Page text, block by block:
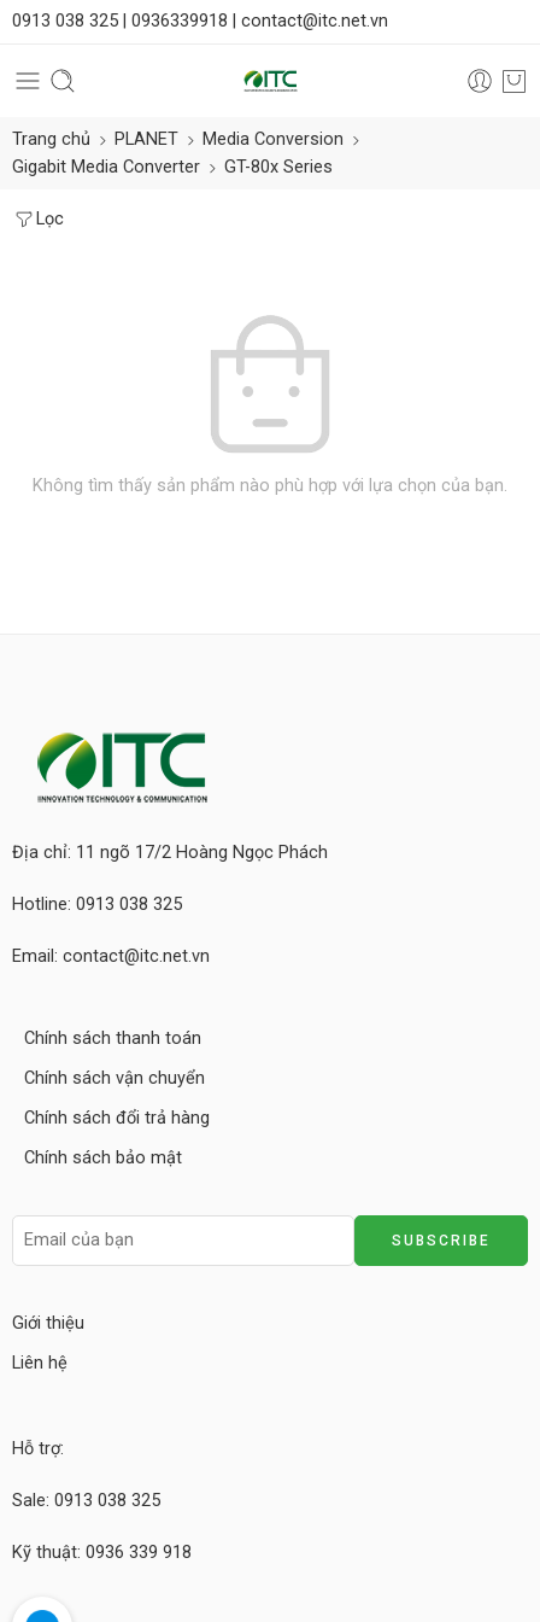
0913 038 325 | 0936339918 | contact@itc.net.vn
Trang chủ PLANET
Media Conversion
Gigabit Media Converter
GT-80x Series
Lọc
Không tìm thấy sản phẩm nào phù hợp với lựa chọn của bạn.
Địa chỉ: 11 ngõ 17/2 Hoàng Ngọc Phách
Hotline: 0913 038 325
Email: contact@itc.net.vn
Chính sách thanh toán
Chính sách vận chuyển
Chính sách đổi trả hàng
Chính sách bảo mật
Giới thiệu
Liên hệ
Hỗ trợ:
Sale: 0913 038 325
Kỹ thuật: 0936 339 918